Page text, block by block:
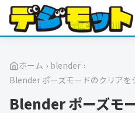
ホーム › blender ›
Blender ポーズモードのクリアを
Blender ポーズモ